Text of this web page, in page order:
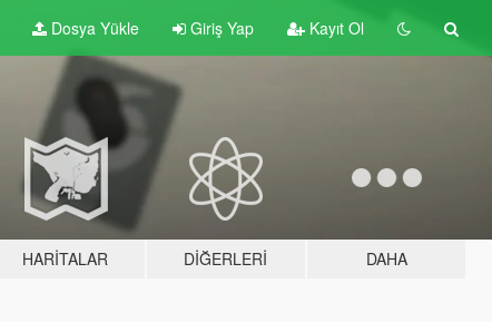
Dosya Yükle Giriş Yap Kayıt Ol
HARITALAR DIĞERLERI DAHA